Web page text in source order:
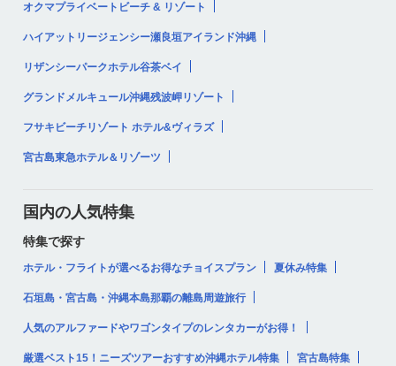
オクマプライベートビーチ & リゾート
ハイアットリージェンシー瀬良垣アイランド沖縄
リザンシーパークホテル谷茶ベイ
グランドメルキュール沖縄残波岬リゾート
フサキビーチリゾート ホテル&ヴィラズ
宮古島東急ホテル＆リゾーツ
国内の人気特集
特集で探す
ホテル・フライトが選べるお得なチョイスプラン 夏休み特集
石垣島・宮古島・沖縄本島那覇の離島周遊旅行
人気のアルファードやワゴンタイプのレンタカーがお得！
厳選ベスト15！ニーズツアーおすすめ沖縄ホテル特集 宮古島特集